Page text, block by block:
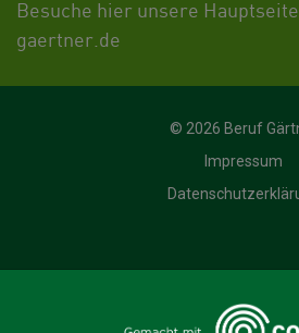
Besuche hier unsere
gaertner.de
© 2026 Beruf
Impressum